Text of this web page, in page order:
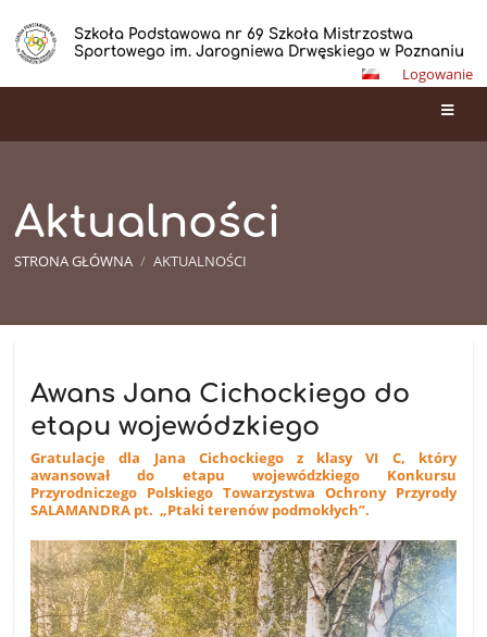
Szkoła Podstawowa nr 69 Szkoła Mistrzostwa
Sportowego im. Jarogniewa Drwęskiego w Poznaniu
Logowanie
Aktualności
STRONA GŁÓWNA / AKTUALNOŚCI
Awans Jana Cichockiego do
etapu wojewódzkiego
Gratulacje dla Jana Cichockiego z klasy VI C, który
awansował do etapu wojewódzkiego Konkursu
Przyrodniczego Polskiego Towarzystwa Ochrony Przyrody
SALAMANDRA pt. „Ptaki terenów podmokłych”.